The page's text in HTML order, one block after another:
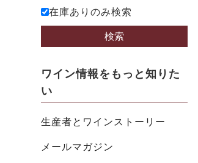
在庫ありのみ検索
検索
ワイン情報をもっと知りた
い
生産者とワインストーリー
メールマガジン